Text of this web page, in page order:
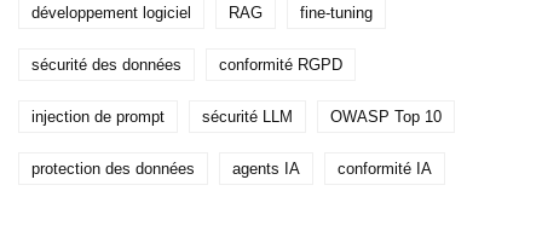
développement logiciel RAG fine-tuning
sécurité des données conformité RGPD
injection de prompt sécurité LLM OWASP Top 10
protection des données agents IA conformité IA